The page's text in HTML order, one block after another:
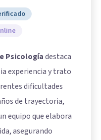
Psicologíadestaca
experiencia y trato
dificultades
de trayectoria,
equipo que elabora
asegurando